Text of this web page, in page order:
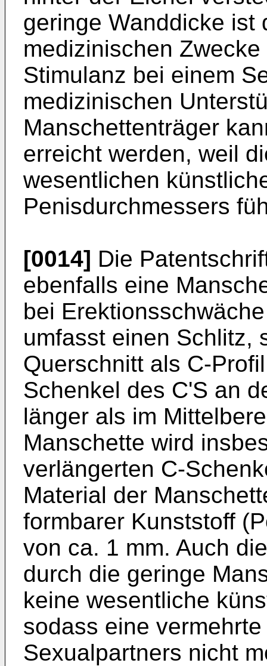
geringe Wanddicke ist
medizinischen
Stimulanz bei einem
medizinischen
Manschettenträger
erreicht werden, weil
wesentlichen
Penisdurchmessers
[0014] Die
ebenfalls eine
bei
umfasst einen Schlitz,
Querschnitt als C-
Schenkel des C'S an
länger als im
Manschette wird
verlängerten C-
Material der
formbarer Kunststoff
von ca. 1 mm. Auch
durch die geringe
keine wesentliche
sodass eine
Sexualpartners nicht